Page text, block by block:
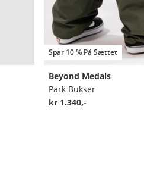
Spar 10 % På Sættet
Beyond Medals
Park Bukser
kr 1.340,-